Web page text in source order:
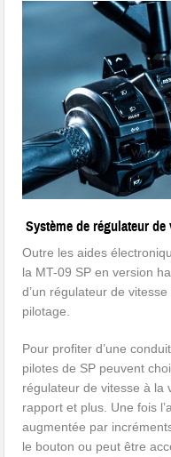
Système de régulateur de
Outre les aides
la MT-09 SP en version
d’un régulateur de
pilotage.
Pour profiter d’une
pilotes de SP peuvent
régulateur de vitesse à la
rapport et plus. Une fois
augmentée par
le bouton ou peut être